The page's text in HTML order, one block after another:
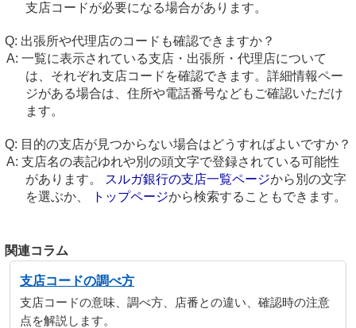
支店コードが必要になる場合があります。
出張所や代理店のコードも確認できますか？
一覧に表示されている支店・出張所・代理店について
は、それぞれ支店コードを確認できます。詳細情報ペー
ジがある場合は、住所や電話番号などもご確認いただけ
ます。
目的の支店が見つからない場合はどうすればよいですか？
支店名の表記ゆれや別の頭文字で登録されている可能性
があります。
スルガ銀行の支店一覧ページから別の文字
を選ぶか、
トップページから検索することもできます。
関連コラム
支店コードの調べ方
支店コードの意味、調べ方、店番との違い、確認時の注意
点を解説します。